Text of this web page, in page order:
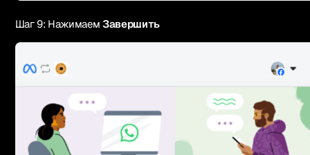
Шаг 9: НажимаемЗавершить